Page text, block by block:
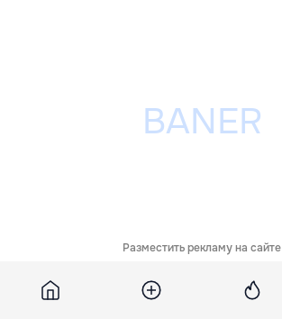
Разместить рекламу на сайте